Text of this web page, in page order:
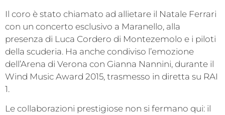
Il coro è stato chiamato ad allietare il Natale Ferrari
con un concerto esclusivo a Maranello, alla
presenza di Luca Cordero di Montezemolo e i piloti
della scuderia. Ha anche condiviso l’emozione
dell’Arena di Verona con Gianna Nannini, durante il
Wind Music Award 2015, trasmesso in diretta su RAI
1.
Le collaborazioni prestigiose non si fermano qui: il